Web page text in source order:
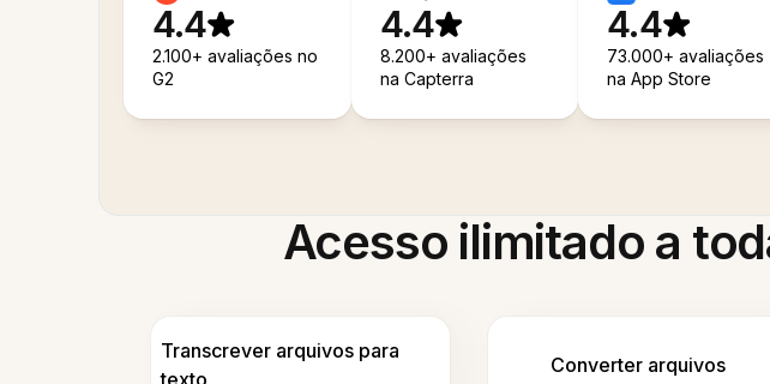
4.4
2.100+ avaliações no
G2
4.4
8.200+ avaliações
na Capterra
4.4
73.000+ avaliações
na App Store
Acesso ilimitado a
Transcrever arquivos para
texto
Converter arquivos